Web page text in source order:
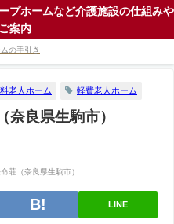
プホームなど介護施設の仕組みや
案内
老人ホーム 軽費老人ホーム
良県生駒市）
LINE